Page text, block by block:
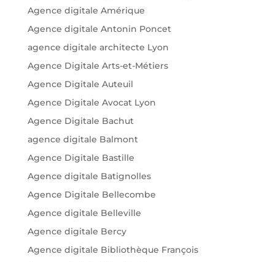
Agence digitale Amérique
Agence digitale Antonin Poncet
agence digitale architecte Lyon
Agence Digitale Arts-et-Métiers
Agence Digitale Auteuil
Agence Digitale Avocat Lyon
Agence Digitale Bachut
agence digitale Balmont
Agence Digitale Bastille
Agence digitale Batignolles
Agence Digitale Bellecombe
Agence digitale Belleville
Agence digitale Bercy
Agence digitale Bibliothèque François